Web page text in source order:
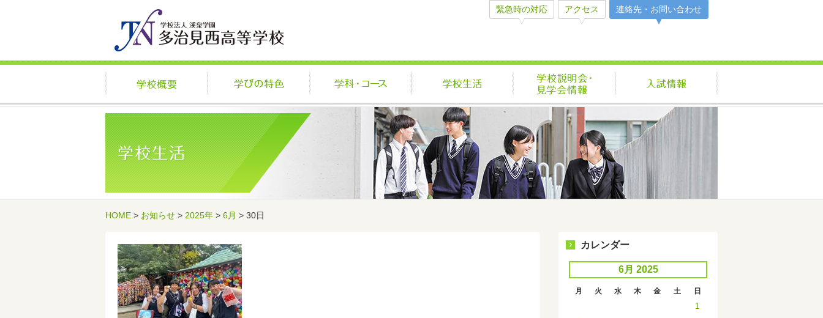
緊急時の対応 アクセス 連絡先・お問い合わせ
学校概要 学びの特色 学科・コース 学校生活 学校説明会・見学会情報
HOME > お知らせ > 2025年 > 6月 > 30日
カレンダー
6月 2025
月 火 水 木 金 土 日
1